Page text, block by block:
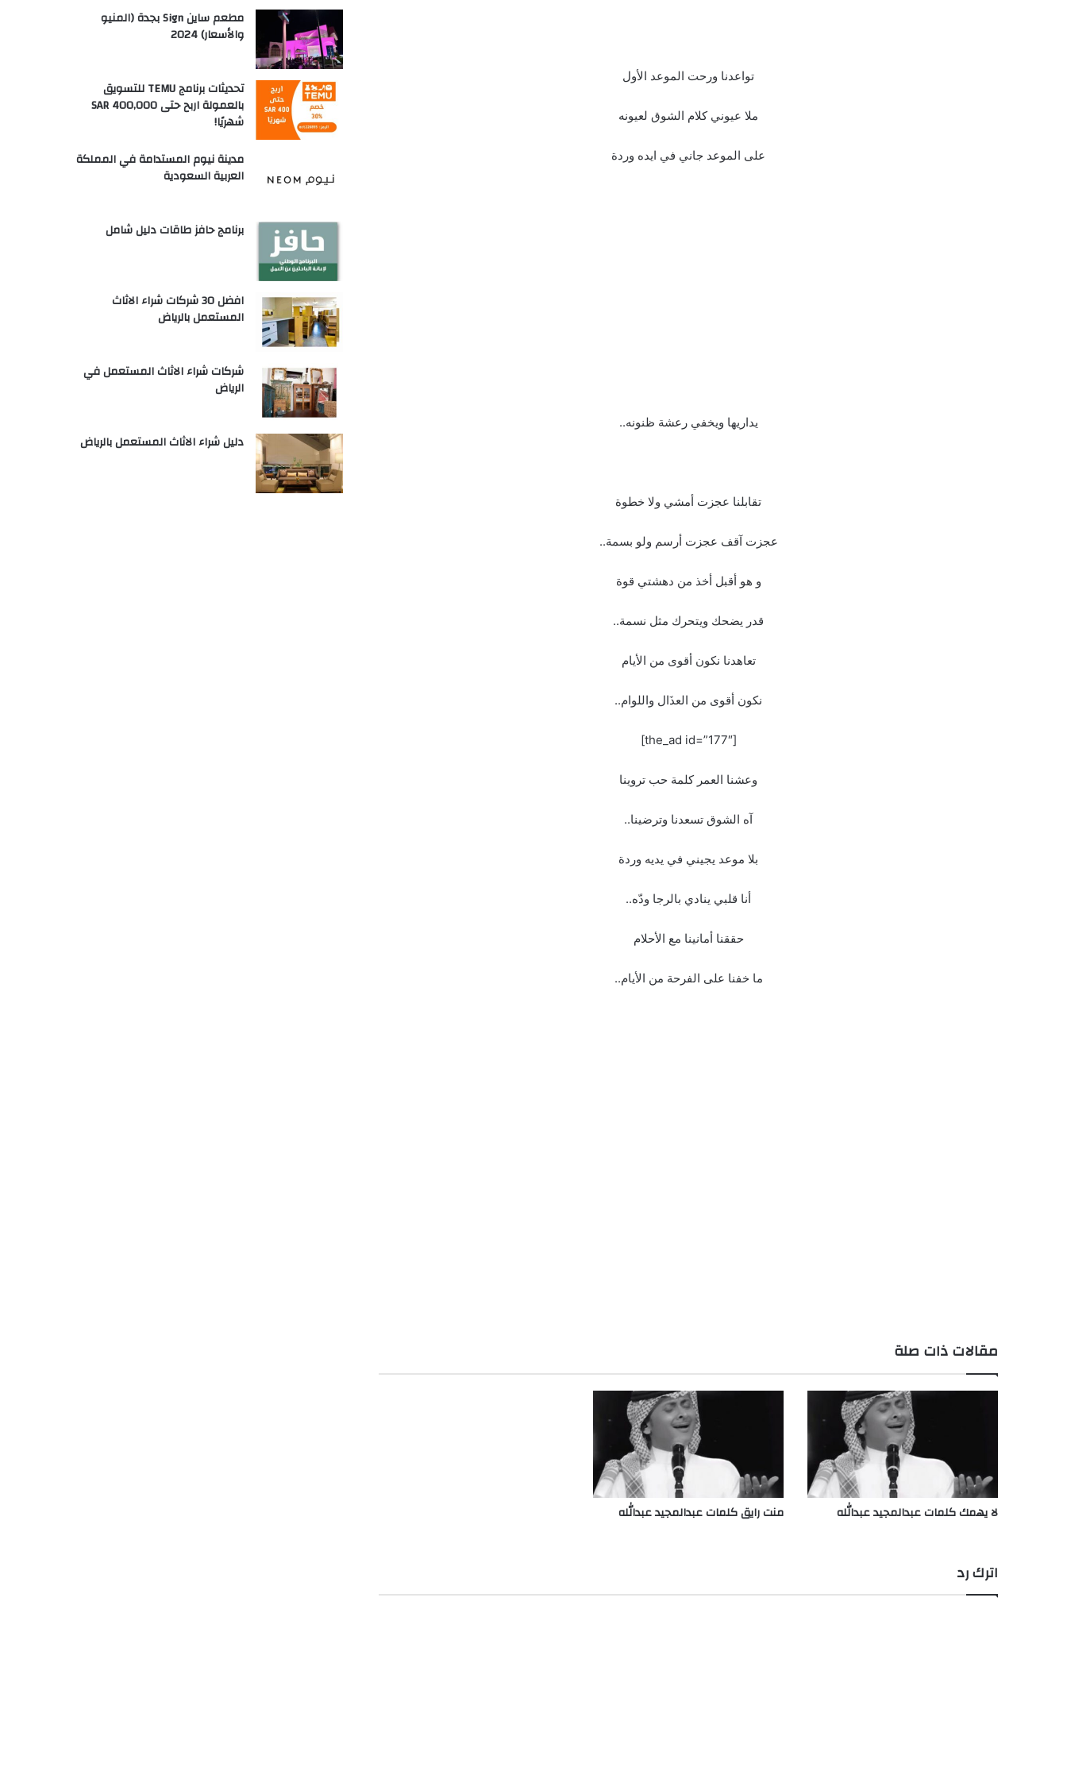
تواعدنا ورحت الموعد الأول
ملا عيوني كلام الشوق لعيونه
على الموعد جاني في ايده وردة
يداريها ويخفي رعشة ظنونه..
تقابلنا عجزت أمشي ولا خطوة
عجزت آقف عجزت أرسم ولو بسمة..
و هو أقبل أخذ من دهشتي قوة
قدر يضحك ويتحرك مثل نسمة..
تعاهدنا نكون أقوى من الأيام
نكون أقوى من العذَال واللوام..
[the_ad id=”177″]
وعشنا العمر كلمة حب تروينا
آه الشوق تسعدنا وترضينا..
بلا موعد يجيني في يديه وردة
أنا قلبي ينادي بالرجا ودّه..
حققنا أمانينا مع الأحلام
ما خفنا على الفرحة من الأيام..
مقالات ذات صلة
لا يهمك كلمات عبدالمجيد عبدالله منت رايق كلمات عبدالمجيد عبدالله
اترك رد
مطعم ساين Sign بجدة (المنيو
والأسعار) 2024
تحديثات برنامج TEMU للتسويق
بالعمولة اربح حتى SAR 400,000
شهريًا!
مدينة نيوم المستدامة في المملكة
العربية السعودية
برنامج حافز طاقات دليل شامل
افضل 30 شركات شراء الاثاث
المستعمل بالرياض
شركات شراء الاثاث المستعمل في
الرياض
دليل شراء الاثاث المستعمل بالرياض